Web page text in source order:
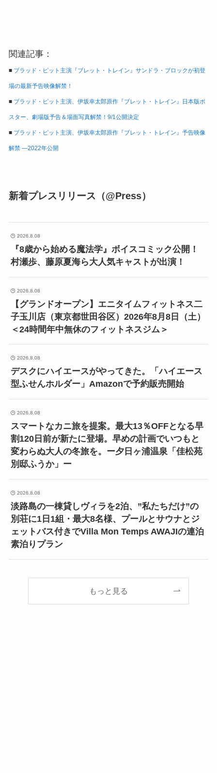
関連記事：
■ ブラッド・ピット主演『ブレット・トレイン』サンドラ・ブロックが初登
場の最新予告映像解禁！
■ ブラッド・ピット主演、伊坂幸太郎原作『ブレット・トレイン』日本版ポ
スター、劇場版予告＆場面写真解禁！9/1公開決定
■ ブラッド・ピット主演、伊坂幸太郎原作『ブレット・トレイン』予告映像
解禁 ―2022年公開
新着プレスリリース（@Press）
2026.8.08
『8歳から始める魔法学』ボイスコミック公開！
村瀬歩、藤原夏海ら大人気キャストが出演！
2026.8.08
【グランドオープン】エニタイムフィットネス二
子玉川店（東京都世田谷区）2026年8月8日（土）
＜24時間年中無休のフィットネスジム＞
2026.8.08
デスクにハイエースがやってきた。「ハイエース
型ふせんホルダー」Amazonで予約販売開始
2026.8.08
スマートなカニ旅を提案。最大13％OFFとなる早
割120日前が新たに登場。早めの計画でいつもと
変わらぬ大人の冬旅を。ー夕日ヶ浦温泉「佳松苑
別邸ふうか」ー
2026.8.08
淡路島の一棟貸しヴィラを2泊、”私たちだけ”の
別荘に1日1組・最大8名様、プールとサウナとジ
ェットバス付きでVilla Mon Temps AWAJIの連泊
素泊りプラン
もっと見る